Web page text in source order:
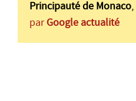
Principauté de Monaco
par Google actualité